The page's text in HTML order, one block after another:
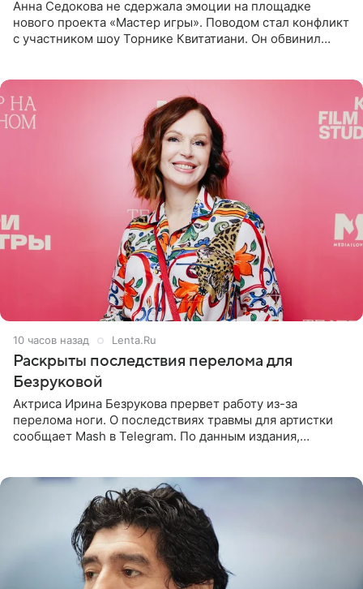
Анна Седокова не сдержала эмоции на площадке
нового проекта «Мастер игры». Поводом стал конфликт
с участником шоу Торнике Квитатиани. Он обвинил
10 часов назад Lenta.Ru
Раскрыты последствия перелома для
Безруковой
Актриса Ирина Безрукова прервет работу из-за
перелома ноги. О последствиях травмы для артистки
сообщает Mash в Telegram. По данным издания,